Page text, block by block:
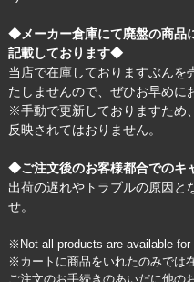
◆メーカー倉庫にて廃盤の商品
記載しております◆
当店で在庫しておりますぶんを
たしませんので、ぜひお早めに
※手動で更新しておりますため
反映されてはおりません。
◆ご注文後のお客様都合でのキ
出荷の遅れやトラブルの原因と
せ。
※Not all products are available
※カートに商品をいれたのみでは
ご注文のお手続きのあいだに他の